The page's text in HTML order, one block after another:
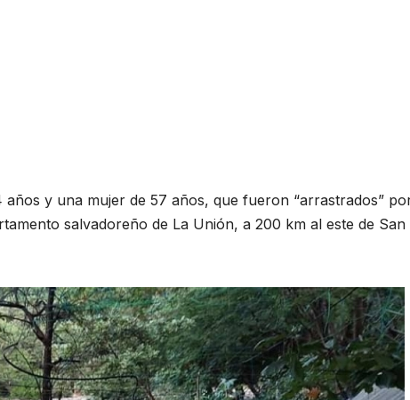
y una mujer de 57 años, que fueron “arrastrados”
salvadoreño de La Unión, a 200 km al este de San